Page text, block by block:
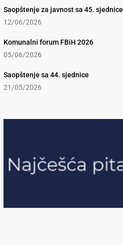
Saopštenje za javnost sa 45. sjednice
12/06/2026
Komunalni forum FBiH 2026
05/06/2026
Saopštenje sa 44. sjednice
21/05/2026